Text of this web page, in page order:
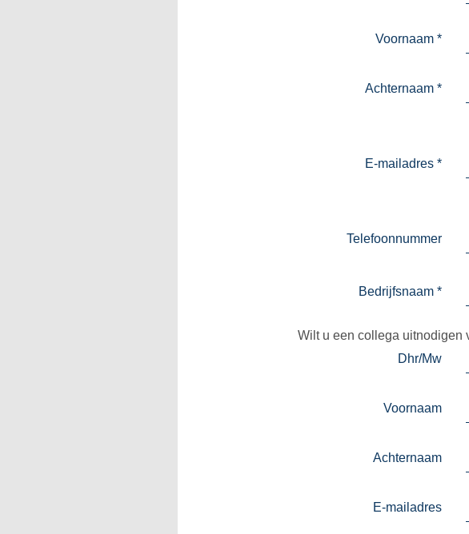
Voornaam *
Achternaam *
E-mailadres *
Telefoonnummer
Bedrijfsnaam *
Wilt u een collega uitnodigen
Dhr/Mw
Voornaam
Achternaam
E-mailadres